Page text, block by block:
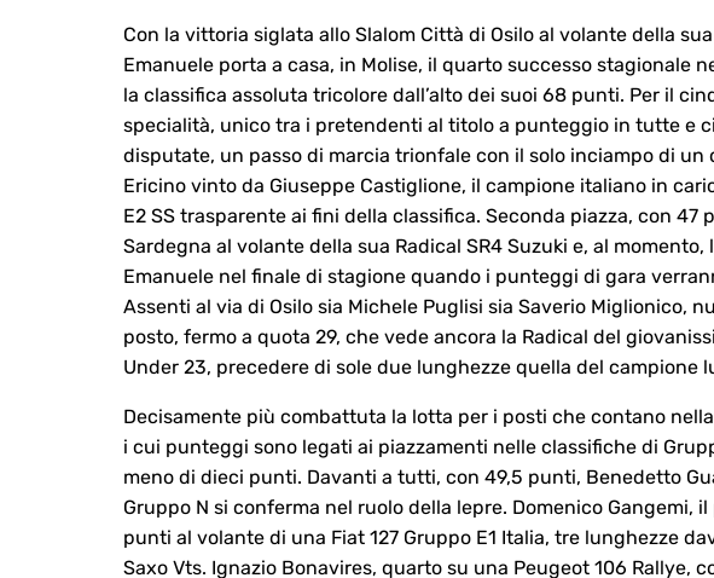
Con la vittoria siglata allo Slalom Città di Osilo al volante della
Emanuele porta a casa, in Molise, il quarto successo stagionale
la classifica assoluta tricolore dall’alto dei suoi 68 punti. Per il
specialità, unico tra i pretendenti al titolo a punteggio in tutte e
disputate, un passo di marcia trionfale con il solo inciampo di un
Ericino vinto da Giuseppe Castiglione, il campione italiano in
E2 SS trasparente ai fini della classifica. Seconda piazza, con 47
Sardegna al volante della sua Radical SR4 Suzuki e, al
Emanuele nel finale di stagione quando i punteggi di gara
Assenti al via di Osilo sia Michele Puglisi sia Saverio Miglionico,
posto, fermo a quota 29, che vede ancora la Radical del
Under 23, precedere di sole due lunghezze quella del campione
Decisamente più combattuta la lotta per i posti che contano
i cui punteggi sono legati ai piazzamenti nelle classifiche di
meno di dieci punti. Davanti a tutti, con 49,5 punti, Benedetto
Gruppo N si conferma nel ruolo della lepre. Domenico Gangemi,
punti al volante di una Fiat 127 Gruppo E1 Italia, tre lunghezze
Saxo Vts. Ignazio Bonavires, quarto su una Peugeot 106 Rallye,